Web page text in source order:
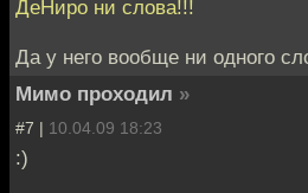
ДеНиро ни слова!!!
Да у него вообще ни одного
Мимо проходил »
#7 | 10.04.09 18:23
:)